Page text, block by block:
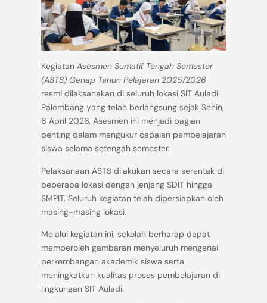
Kegiatan Asesmen Sumatif Tengah Semester
(ASTS) Genap Tahun Pelajaran 2025/2026
resmi dilaksanakan di seluruh lokasi SIT Auladi
Palembang yang telah berlangsung sejak Senin,
6 April 2026. Asesmen ini menjadi bagian
penting dalam mengukur capaian pembelajaran
siswa selama setengah semester.
Pelaksanaan ASTS dilakukan secara serentak di
beberapa lokasi dengan jenjang SDIT hingga
SMPIT. Seluruh kegiatan telah dipersiapkan oleh
masing-masing lokasi.
Melalui kegiatan ini, sekolah berharap dapat
memperoleh gambaran menyeluruh mengenai
perkembangan akademik siswa serta
meningkatkan kualitas proses pembelajaran di
lingkungan SIT Auladi.